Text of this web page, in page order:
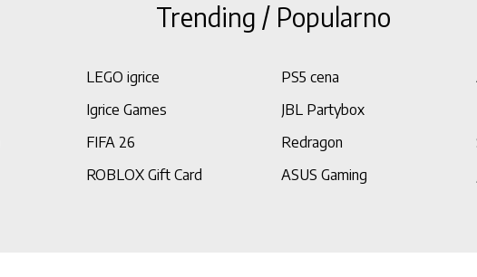
Trending / Popularno
LEGO igrice PS5 cena
Igrice Games JBL Partybox
FIFA 26 Redragon
ROBLOX Gift Card ASUS Gaming